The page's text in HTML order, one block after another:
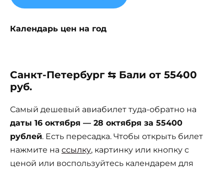
Календарь цен на год
Санкт-Петербург ⇆ Бали от 55400
руб.
Самый дешевый авиабилет туда-обратно на
даты 16 октября — 28 октября за 55400
рублей. Есть пересадка. Чтобы открыть билет
нажмите на ссылку, картинку или кнопку с
ценой или воспользуйтесь календарем для